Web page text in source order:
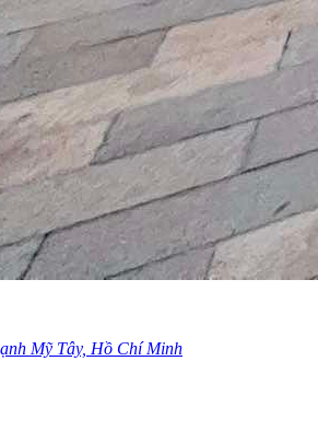
Mỹ Tây, Hồ Chí Minh